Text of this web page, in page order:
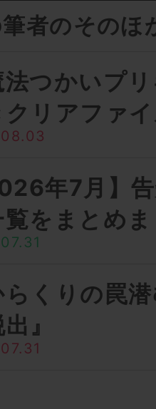
者のそのほ
法つかいプ
クリアファ
年7月】
覧をまとめ
らくりの罠
』